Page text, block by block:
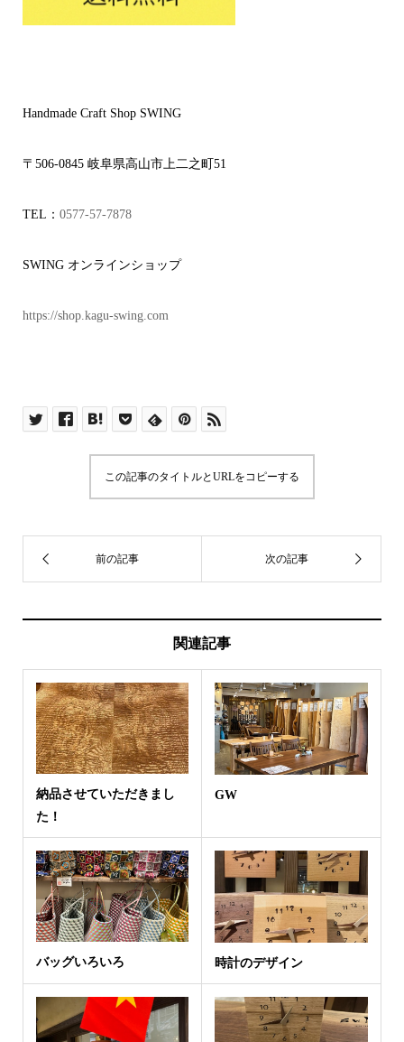
Handmade Craft Shop SWING
〒506-0845 岐阜県高山市上二之町51
TEL： 0577-57-7878
SWING オンラインショップ
https://shop.kagu-swing.com
この記事のタイトルとURLをコピーする
関連記事
納品させていただきまし
た！
GW
バッグいろいろ 時計のデザイン